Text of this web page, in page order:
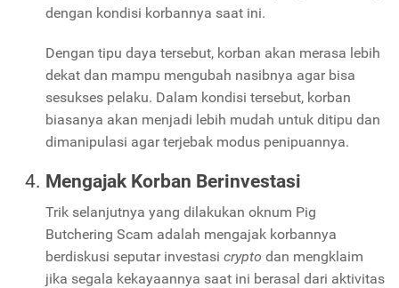
dengan kondisi korbannya saat ini.
Dengan tipu daya tersebut, korban akan merasa lebih
dekat dan mampu mengubah nasibnya agar bisa
sesukses pelaku. Dalam kondisi tersebut, korban
biasanya akan menjadi lebih mudah untuk ditipu dan
dimanipulasi agar terjebak modus penipuannya.
Mengajak Korban Berinvestasi
Trik selanjutnya yang dilakukan oknum Pig
Butchering Scam adalah mengajak korbannya
berdiskusi seputar investasi crypto dan mengklaim
jika segala kekayaannya saat ini berasal dari aktivitas